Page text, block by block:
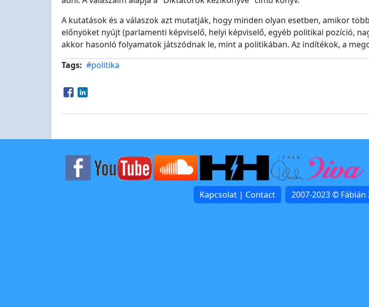
A kutatások és a válaszok azt mutatják, hogy minden olyan esetben, amikor
előnyöket nyújt (parlamenti képviselő, helyi képviselő, egyéb politikai pozíció,
akkor hasonló folyamatok játszódnak le, mint a politikában. Az indítékok, a
Tags #politika
Opens in a new window
Opens in a new window
Kapcsolat | Contact 2007-2023 © Fábián